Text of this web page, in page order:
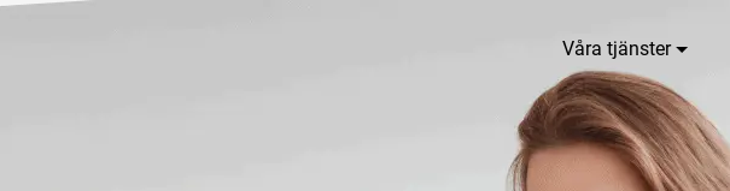
Våra tjänster